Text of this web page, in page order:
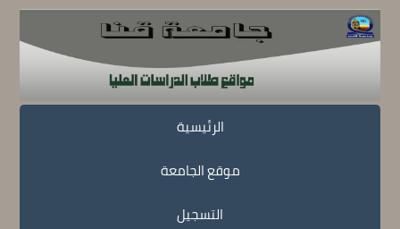
الرئيسية
موقع الجامعة
التسجيل